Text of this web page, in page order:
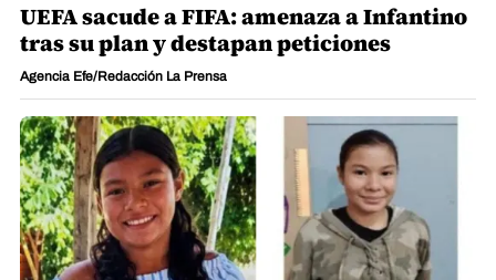
UEFA sacude a FIFA: amenaza a Infantino
tras su plan y destapan peticiones
Agencia Efe/Redacción La Prensa